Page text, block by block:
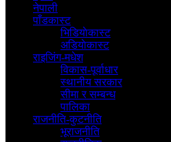
नेपाली
पाँडकास्ट
भिडियाेकास्ट
अडियाेकास्ट
राइजिंग-मधेश
विकास-पूर्वाधार
स्थानीय सरकार
सीमा र सम्बन्ध
पालिका
राजनीति-कुटनीति
भूराजनीति